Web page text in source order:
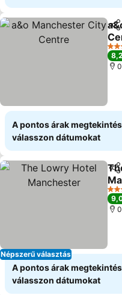
4
8,2
A pontos árak
válasszon dátumokat
Népszerű választás
5
A pontos árak
válasszon dátumokat